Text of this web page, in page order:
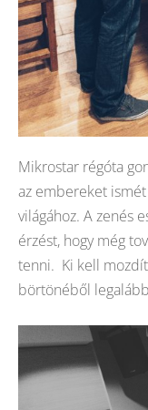
Mikrostar régóta
az embereket
világához. A zenés
érzést, hogy még
tenni. Ki kell
börtönéből